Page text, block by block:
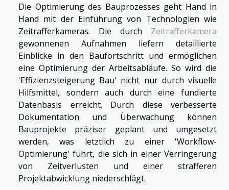
Die Optimierung des Bauprozesses geht Hand in
Hand mit der Einführung von Technologien wie
Zeitrafferkameras. Die durch Zeitrafferkamera
gewonnenen Aufnahmen liefern detaillierte
Einblicke in den Baufortschritt und ermöglichen
eine Optimierung der Arbeitsabläufe. So wird die
'Effizienzsteigerung Bau' nicht nur durch visuelle
Hilfsmittel, sondern auch durch eine fundierte
Datenbasis erreicht. Durch diese verbesserte
Dokumentation und Überwachung können
Bauprojekte präziser geplant und umgesetzt
werden, was letztlich zu einer 'Workflow-
Optimierung' führt, die sich in einer Verringerung
von Zeitverlusten und einer strafferen
Projektabwicklung niederschlägt.